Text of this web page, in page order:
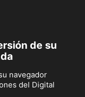
de su
navegador
del Digital